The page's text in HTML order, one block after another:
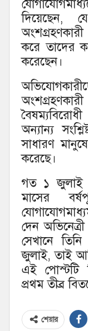
দিয়েছেন,
করে তাদের
করেছেন।
অন্যান্য
সাধারণ
করেছে।
গত ১ জুলাই
মাসের
দেন
সেখানে
জুলাই, তাই
এই পোস্টটি
প্রথম তীব্র
শেয়ার